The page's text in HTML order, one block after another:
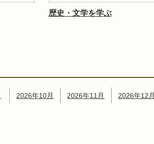
歴史・文学を学ぶ
2026年10月 2026年11月 2026年12